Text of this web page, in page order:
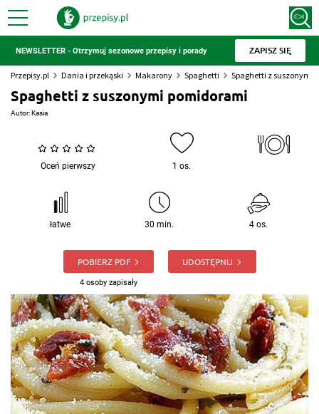
NEWSLETTER - Otrzymuj sezonowe przepisy i porady ZAPISZ SIĘ
Przepisy.pl Dania i przekąski Makarony Spaghetti Spaghetti z suszonymi
Spaghetti z suszonymi pomidorami
Autor:Kasia
Oceń pierwszy 1 os.
łatwe 30 min. 4 os.
POBIERZ PDF
4 osoby zapisały
UDOSTĘPNIJ